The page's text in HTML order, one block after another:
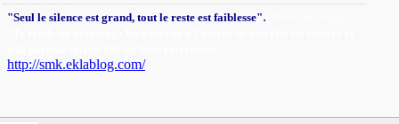
"Seul le silence est grand, tout le reste est faiblesse".
http://smk.eklablog.com/